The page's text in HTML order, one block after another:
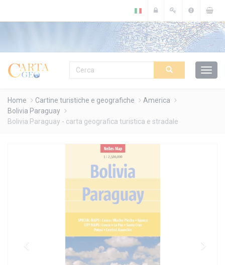
Home Cartine turistiche e geografiche
America
Bolivia Paraguay
Bolivia Paraguay - carta geografica turistica e stradale